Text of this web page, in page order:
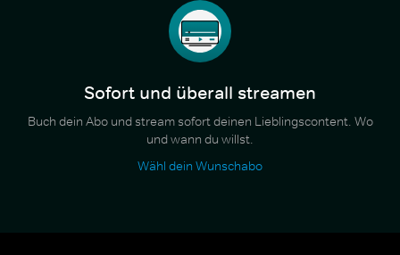
Sofort und überall streamen
Buch dein Abo und stream sofort deinen Lieblingscontent. Wo
und wann du willst.
Wähl dein Wunschabo